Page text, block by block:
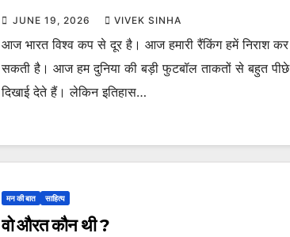
JUNE 19, 2026 VIVEK SINHA
आज भारत विश्व कप से दूर है। आज हमारी रैंकिंग हमें निराश कर
सकती है। आज हम दुनिया की बड़ी फुटबॉल ताकतों से बहुत पीछे
दिखाई देते हैं। लेकिन इतिहास…
मन की बात साहित्य
वो औरत कौन थी ?